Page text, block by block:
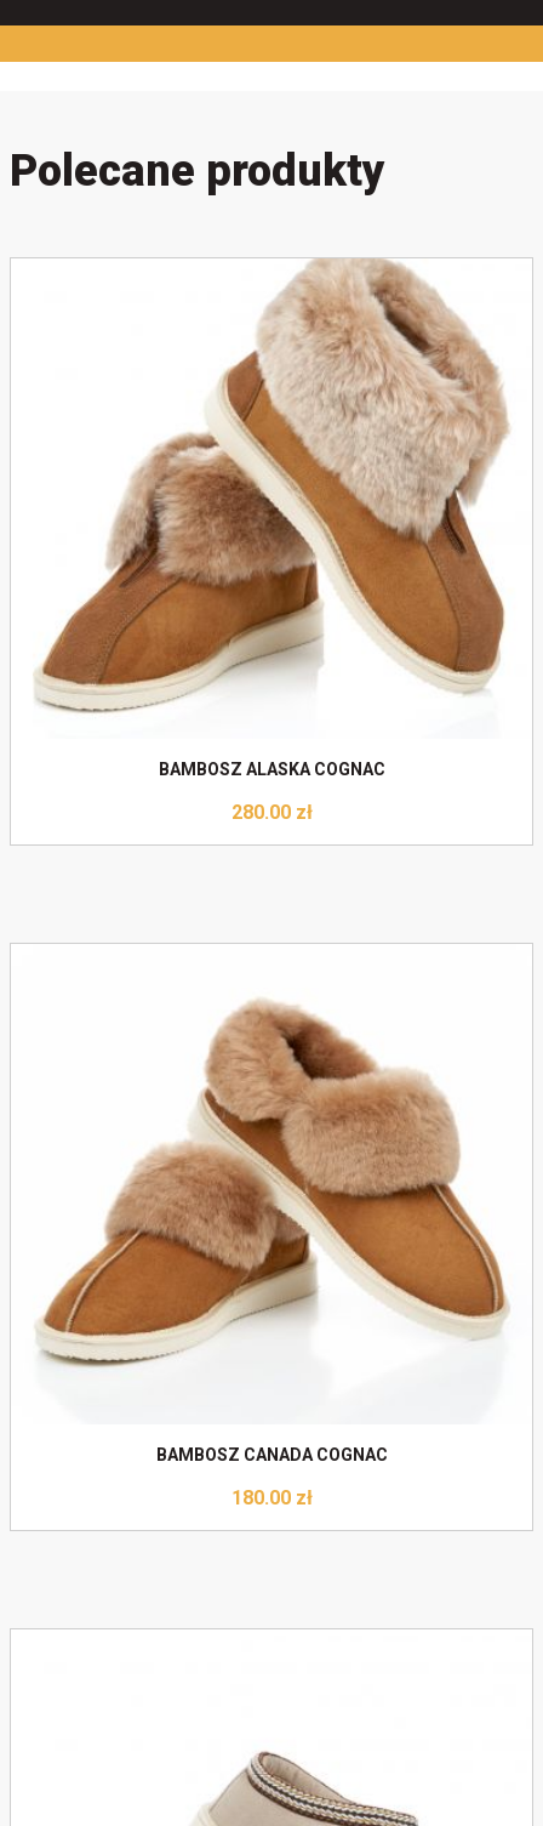
Polecane produkty
Do koszyka
BAMBOSZ ALASKA COGNAC
280.00 zł
BAMBOSZ CANADA COGNAC
180.00 zł